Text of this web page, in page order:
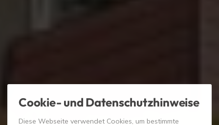
Cookie- und Datenschutzhinweise
Diese Webseite verwendet Cookies, um bestimmte